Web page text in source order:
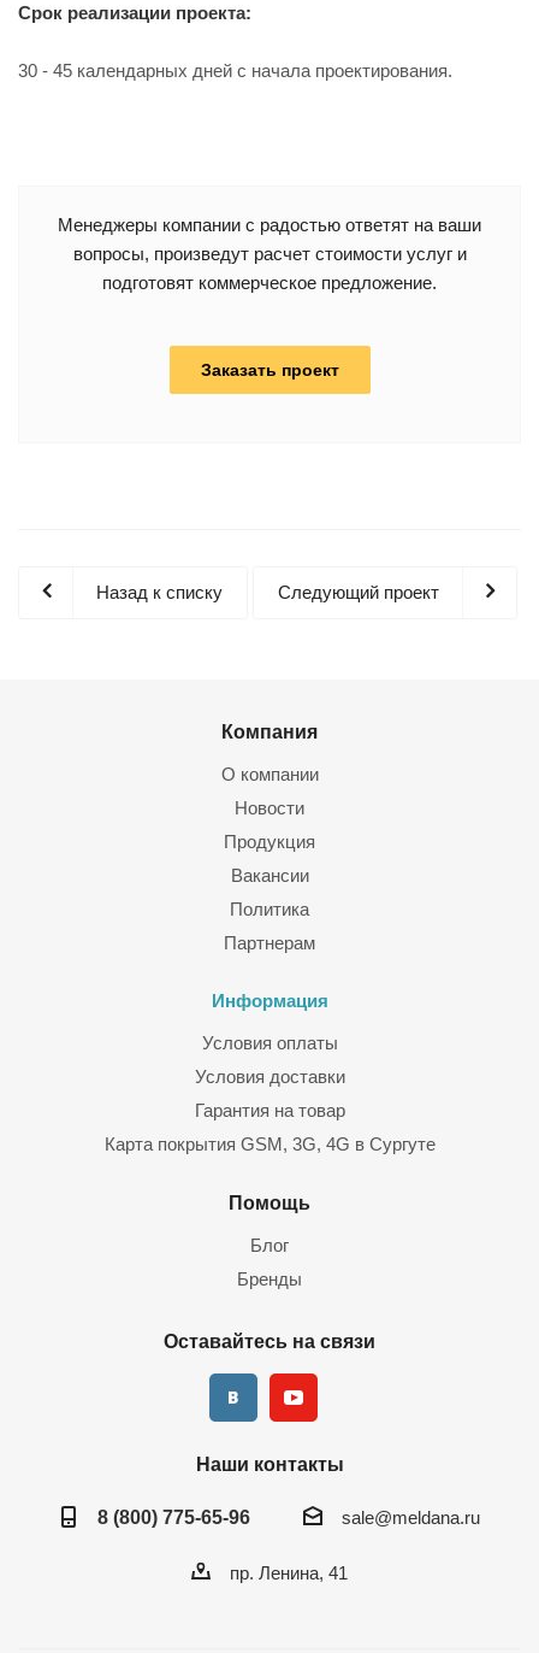
Срок реализации проекта:
30 - 45 календарных дней с начала проектирования.
Менеджеры компании с радостью ответят на ваши
вопросы, произведут расчет стоимости услуг и
подготовят коммерческое предложение.
Заказать проект
Назад к списку Следующий проект
Компания
О компании
Новости
Продукция
Вакансии
Политика
Партнерам
Информация
Условия оплаты
Условия доставки
Гарантия на товар
Карта покрытия GSM, 3G, 4G в Сургуте
Помощь
Блог
Бренды
Оставайтесь на связи
Наши контакты
8 (800) 775-65-96 sale@meldana.ru
пр. Ленина, 41